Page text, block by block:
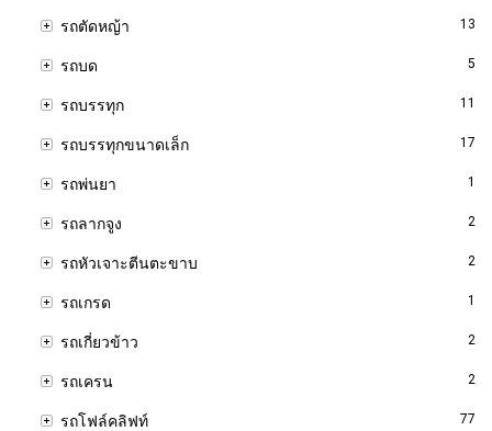
รถตัดหญ้า 13
รถบด 5
รถบรรทุก 11
รถบรรทุกขนาดเล็ก 17
รถพ่นยา 1
รถลากจูง 2
รถหัวเจาะตีนตะขาบ 2
รถเกรด 1
รถเกี่ยวข้าว 2
รถเครน 2
รถโฟล์คลิฟท์ 77